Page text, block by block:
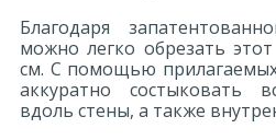
Благодаря
можно легко обрезать
см. С помощью
аккуратно состыковать
вдоль стены, а также